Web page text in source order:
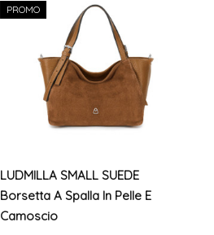
PROMO
LUDMILLA SMALL SUEDE
Borsetta A Spalla In Pelle E
Camoscio